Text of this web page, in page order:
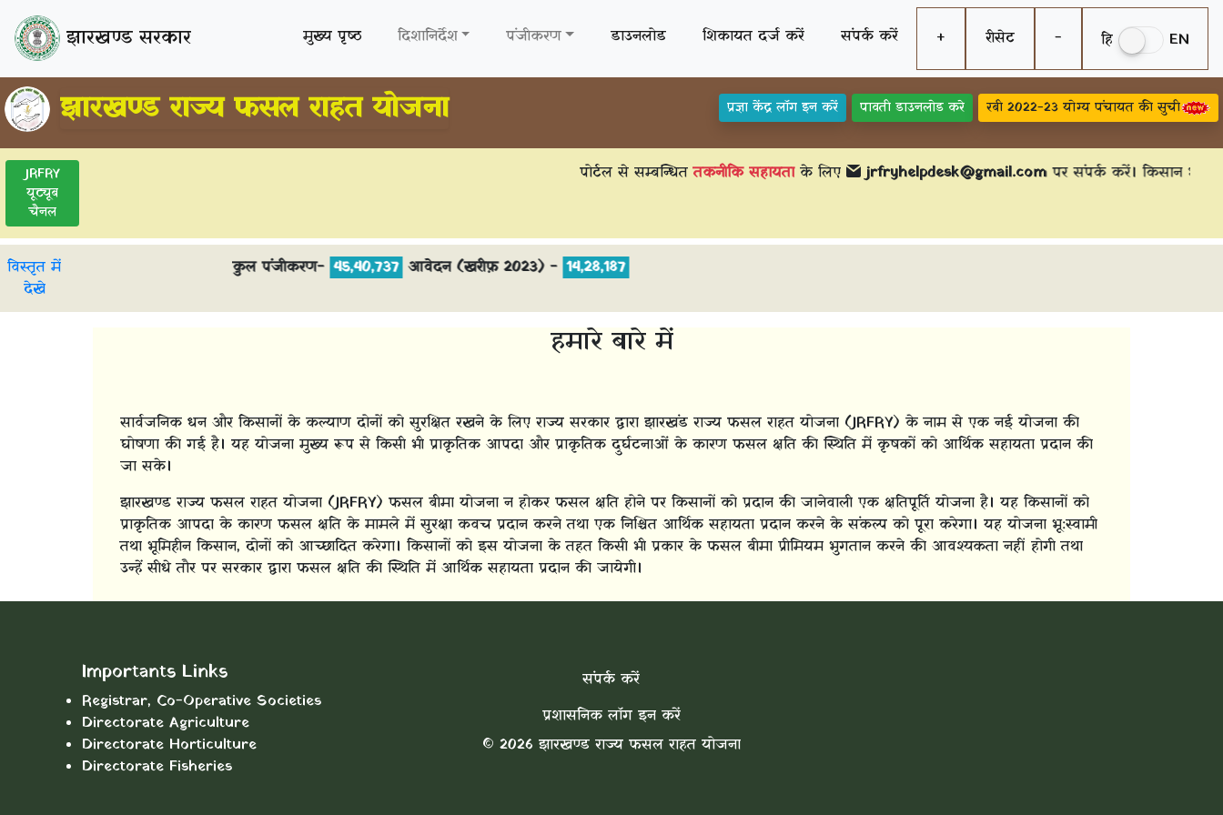
झारखण्ड सरकार मुख्य पृष्ठ दिशानिर्देश पंजीकरण डाउनलोड शिकायत दर्ज करें संपर्क करें + रीसेट - हि EN
झारखण्ड राज्य फसल राहत योजना प्रज्ञा केंद्र लॉग इन करें पावती डाउनलोड करे रबी 2022-23 योग्य पंचायत की सुची
JRFRY
यूट्यूब
चैनल
पोर्टल से सम्बन्धिततकनीकि सहायताके लिए jrfryhelpdesk@gmail.comपर संपर्क करें। किसान भाई
विस्तृत में
देखे
कुल पंजीकरण- 45,40,737 आवेदन (खरीफ़ 2023) - 14,28,187
हमारे बारे में
सार्वजनिक धन और किसानों के कल्याण दोनों को सुरक्षित रखने के लिए राज्य सरकार द्वारा झारखंड राज्य फसल राहत योजना (JRFRY) के नाम से एक नई योजना की
घोषणा की गई है। यह योजना मुख्य रूप से किसी भी प्राकृतिक आपदा और प्राकृतिक दुर्घटनाओं के कारण फसल क्षति की स्थिति में कृषकों को आर्थिक सहायता प्रदान की
जा सके।
झारखण्ड राज्य फसल राहत योजना (JRFRY) फसल बीमा योजना न होकर फसल क्षति होने पर किसानों को प्रदान की जानेवाली एक क्षतिपूर्ति योजना है। यह किसानों को
प्राकृतिक आपदा के कारण फसल क्षति के मामले में सुरक्षा कवच प्रदान करने तथा एक निश्चित आर्थिक सहायता प्रदान करने के संकल्प को पूरा करेगा। यह योजना भू:स्वामी
तथा भूमिहीन किसान, दोनों को आच्छादित करेगा। किसानों को इस योजना के तहत किसी भी प्रकार के फसल बीमा प्रीमियम भुगतान करने की आवश्यकता नहीं होगी तथा
उन्हें सीधे तौर पर सरकार द्वारा फसल क्षति की स्थिति में आर्थिक सहायता प्रदान की जायेगी।
Importants Links
Registrar, Co-Operative Societies
Directorate Agriculture
Directorate Horticulture
Directorate Fisheries
संपर्क करें
प्रशासनिक लॉग इन करें
© 2026 झारखण्ड राज्य फसल राहत योजना